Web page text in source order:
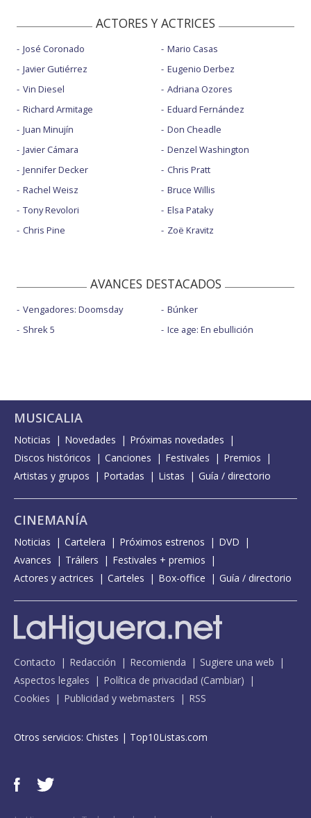
ACTORES Y ACTRICES
José Coronado
Javier Gutiérrez
Vin Diesel
Richard Armitage
Juan Minujín
Javier Cámara
Jennifer Decker
Rachel Weisz
Tony Revolori
Chris Pine
Mario Casas
Eugenio Derbez
Adriana Ozores
Eduard Fernández
Don Cheadle
Denzel Washington
Chris Pratt
Bruce Willis
Elsa Pataky
Zoë Kravitz
AVANCES DESTACADOS
Vengadores: Doomsday
Shrek 5
Búnker
Ice age: En ebullición
MUSICALIA
Noticias Novedades
Próximas novedades
Discos históricos
Canciones Festivales
Premios
Artistas y grupos
Portadas Listas Guía / directorio
CINEMANÍA
Noticias Cartelera Próximos estrenos
DVD
Avances
Tráilers
Festivales + premios
Actores y actrices
Carteles Box-office Guía / directorio
Contacto Redacción Recomienda
Sugiere una web
Aspectos legales
Política de privacidad (Cambiar)
Cookies
Publicidad y webmasters RSS
Otros servicios: Chistes | Top10Listas.com